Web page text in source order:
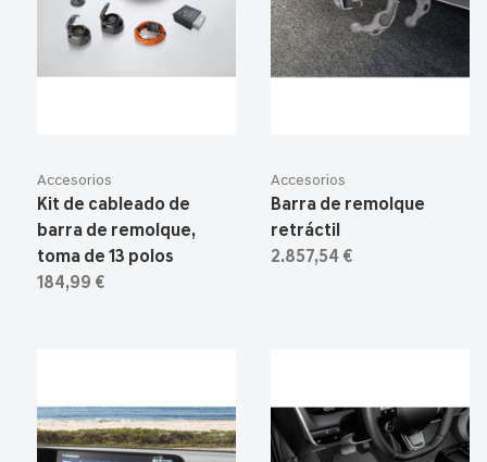
Accesorios
Kit de cableado de
barra de remolque,
toma de 13 polos
184,99 €
Accesorios
Barra de remolque
retráctil
2.857,54 €